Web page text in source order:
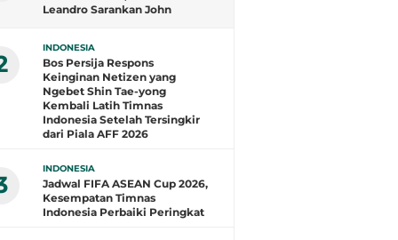
Leandro Sarankan John
INDONESIA
Bos Persija Respons
Keinginan Netizen yang
Ngebet Shin Tae-yong
Kembali Latih Timnas
Indonesia Setelah Tersingkir
dari Piala AFF 2026
INDONESIA
Jadwal FIFA ASEAN Cup 2026,
Kesempatan Timnas
Indonesia Perbaiki Peringkat